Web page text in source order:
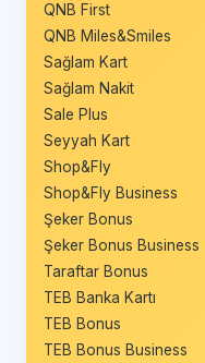
QNB First
QNB Miles&Smiles
Sağlam Kart
Sağlam Nakit
Sale Plus
Seyyah Kart
Shop&Fly
Shop&Fly Business
Şeker Bonus
Şeker Bonus Business
Taraftar Bonus
TEB Banka Kartı
TEB Bonus
TEB Bonus Business